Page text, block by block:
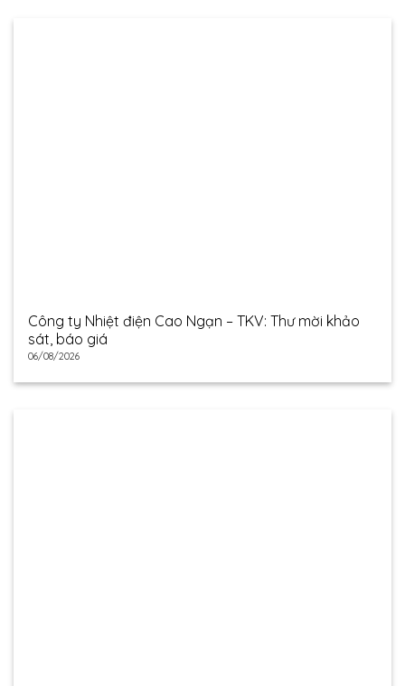
Công ty Nhiệt điện Cao Ngạn – TKV: Thư mời khảo
sát, báo giá
06/08/2026